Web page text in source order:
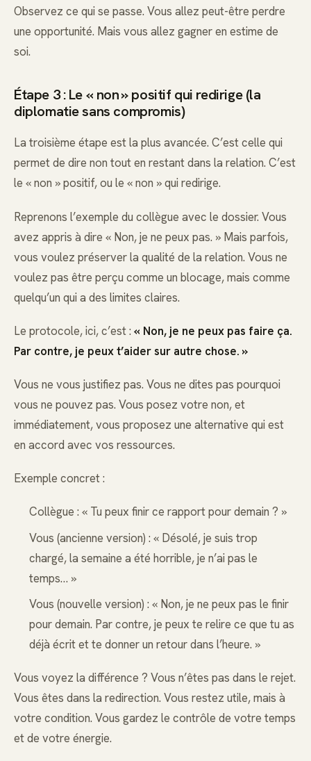
Observez ce qui se passe. Vous allez peut-être perdre
une opportunité. Mais vous allez gagner en estime de
soi.
Étape 3 : Le « non » positif qui redirige (la
diplomatie sans compromis)
La troisième étape est la plus avancée. C’est celle qui
permet de dire non tout en restant dans la relation. C’est
le « non » positif, ou le « non » qui redirige.
Reprenons l’exemple du collègue avec le dossier. Vous
avez appris à dire « Non, je ne peux pas. » Mais parfois,
vous voulez préserver la qualité de la relation. Vous ne
voulez pas être perçu comme un blocage, mais comme
quelqu’un qui a des limites claires.
Le protocole, ici, c’est : « Non, je ne peux pas faire ça.
Par contre, je peux t’aider sur autre chose. »
Vous ne vous justifiez pas. Vous ne dites pas pourquoi
vous ne pouvez pas. Vous posez votre non, et
immédiatement, vous proposez une alternative qui est
en accord avec vos ressources.
Exemple concret :
Collègue : « Tu peux finir ce rapport pour demain ? »
Vous (ancienne version) : « Désolé, je suis trop
chargé, la semaine a été horrible, je n’ai pas le
temps… »
Vous (nouvelle version) : « Non, je ne peux pas le finir
pour demain. Par contre, je peux te relire ce que tu as
déjà écrit et te donner un retour dans l’heure. »
Vous voyez la différence ? Vous n’êtes pas dans le rejet.
Vous êtes dans la redirection. Vous restez utile, mais à
votre condition. Vous gardez le contrôle de votre temps
et de votre énergie.